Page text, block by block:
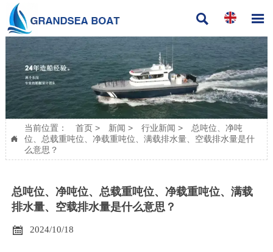
 

当前位置： 首页> 新闻 > 行业新闻 >
总吨位、净吨
位、总载重吨位、净载重吨位、满载排水量、空载排水量是什
么意思？
总吨位、净吨位、总载重吨位、净载重吨位、满载
排水量、空载排水量是什么意思？

2024/10/18